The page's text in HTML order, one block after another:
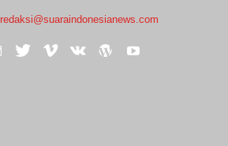
redaksi@suaraindonesianews.com